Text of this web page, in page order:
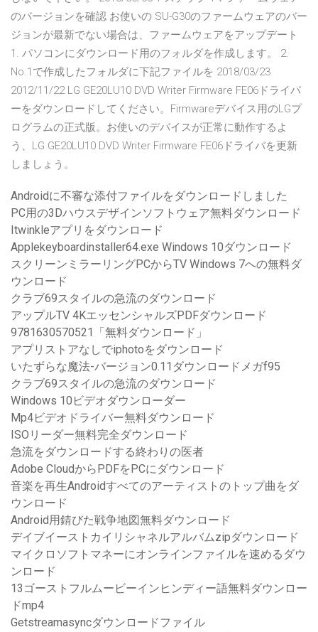
のバージョンを確認 お使いの SU-G30のファームウェアのバー
ジョンが最新でない場合は、ファームウェアをアップデート
1. パソコンにダウンロード用のフォルダを作成します。 2.
No.1で作成したフォルダに下記ファイルを 2018/03/23
2012/11/22 LG GE20LU10 DVD Writer Firmware FE06ドライバ
ーをダウンロードしてください。Firmwareデバイス用のLGプ
ログラムの正式版。お使いのデバイスが正常に動作するよ
う、LG GE20LU10 DVD Writer Firmware FE06ドライバを更新
しましょう。
Androidに不審な添付ファイルをダウンロードしました
PC用の3Dハウスデザインソフトウェア無料ダウンロード
Itwinkleアプリをダウンロード
Applekeyboardinstaller64.exe Windows 10ダウンロード
スクリーンミラーリングPCからTV Windows 7への無料ダ
ウンロード
クラブ69スタイルの急流のダウンロード
アップルTV 4KエッセンシャルズPDFダウンロード
9781630570521「無料ダウンロード」
アプリストアなしでiphotoをダウンロード
いたずらな魔法-バージョン0.11ダウンロードメガf95
クラブ69スタイルの急流のダウンロード
Windows 10ビデオダウンローダー
Mp4ビデオドライバー無料ダウンロード
ISOリーダー無料完全ダウンロード
急流をダウンロードする終わりの医者
Adobe CloudからPDFをPCにダウンロード
音楽を再生Androidすべてのアーティストのトップ曲をダ
ウンロード
Android用錆びた戦争地図無料ダウンロード
デイブイーストカイリシャネルアルバムzipダウンロード
マイクロソフトマネーにオンラインファイルを速めるダウ
ンロード
13ゴーストフルムービーインヒンディー語無料ダウンロー
ドmp4
Getstreamasyncダウンロードファイル